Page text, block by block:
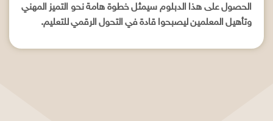
الحصول على هذا الدبلوم سيمثل خطوة هامة نحو التميز المهني
وتأهيل المعلمين ليصبحوا قادة في التحول الرقمي للتعليم.